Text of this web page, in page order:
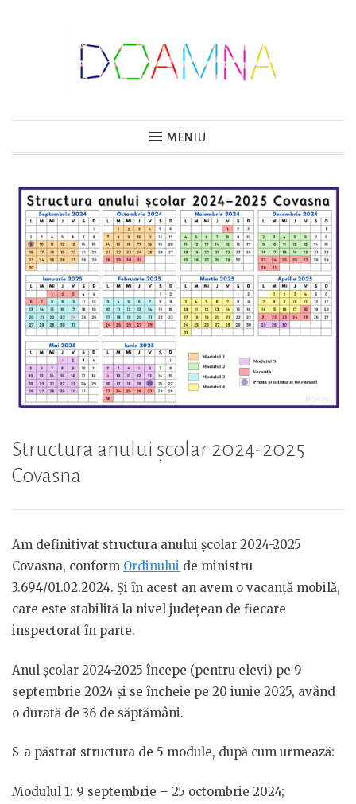
DOAMNA MENIU
Structura anului școlar 2024-2025
Covasna
Am definitivat structura anului școlar 2024-2025
Covasna, conform Ordinului de ministru
3.694/01.02.2024. Și în acest an avem o vacanță mobilă,
care este stabilită la nivel județean de fiecare
inspectorat în parte.
Anul școlar 2024-2025 începe (pentru elevi) pe 9
septembrie 2024 și se încheie pe 20 iunie 2025, având
o durată de 36 de săptămâni.
S-a păstrat structura de 5 module, după cum urmează:
Modulul 1: 9 septembrie – 25 octombrie 2024;